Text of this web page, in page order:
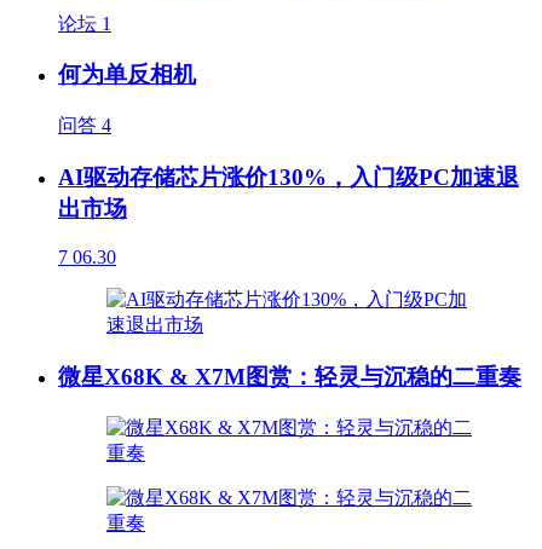
论坛 1
何为单反相机
问答 4
AI驱动存储芯片涨价130%，入门级PC加速退
出市场
7 06.30
微星X68K & X7M图赏：轻灵与沉稳的二重奏